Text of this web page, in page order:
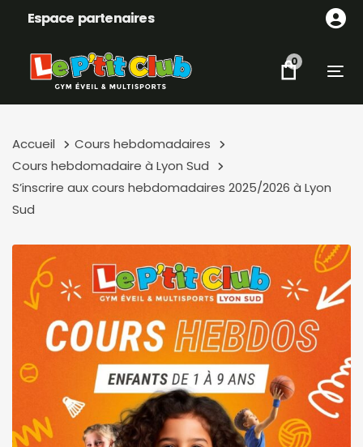
content
Espace partenaires
0
Accueil
Cours hebdomadaires
Cours hebdomadaire à Lyon Sud
S’inscrire aux cours hebdomadaires 2025/2026 à Lyon
Sud